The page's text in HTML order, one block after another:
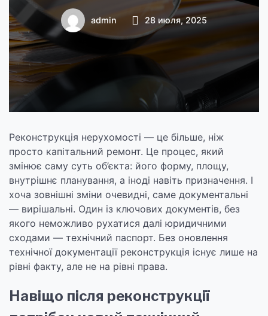
крок за кроком до
легалізації змін
admin 28 июля, 2025
Реконструкція нерухомості — це більше, ніж
просто капітальний ремонт. Це процес, який
змінює саму суть об’єкта: його форму, площу,
внутрішнє планування, а іноді навіть призначення. І
хоча зовнішні зміни очевидні, саме документальні
— вирішальні. Один із ключових документів, без
якого неможливо рухатися далі юридичними
сходами — технічний паспорт. Без оновлення
технічної документації реконструкція існує лише на
рівні факту, але не на рівні права.
Навіщо після реконструкції